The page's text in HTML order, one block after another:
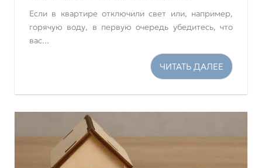
Если в квартире отключили свет или, например,
горячую воду, в первую очередь убедитесь, что
вас...
ЧИТАТЬ ДАЛЕЕ